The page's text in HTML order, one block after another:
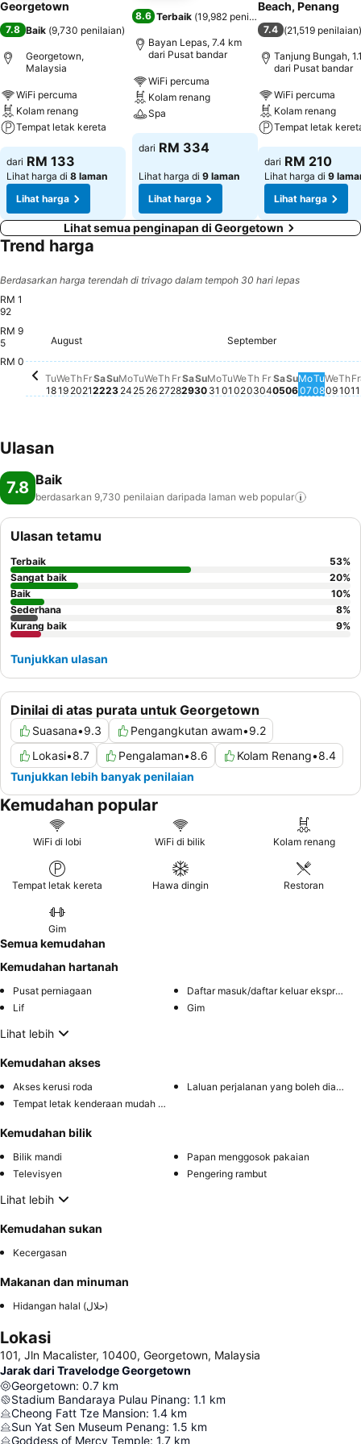
Georgetown
7.8 Baik (9,730 penilaian)
Georgetown,
Malaysia
WiFi percuma
Kolam renang
Tempat letak kereta
dari RM 133
Lihat harga di 8 laman
Lihat harga
8.6 Terbaik (19,982 penilaian
Bayan Lepas, 7.4 km
dari Pusat bandar
WiFi percuma
Kolam renang
Spa
dari RM 334
Lihat harga di 9 laman
Lihat harga
Beach, Penang
7.4 (21,519 penilaian)
Tanjung Bungah,
dari Pusat bandar
WiFi percuma
Kolam renang
Tempat letak
dari RM 210
Lihat harga di 9
Lihat harga
Lihat semua penginapan di Georgetown
Trend harga
Berdasarkan harga terendah di trivago dalam tempoh 30 hari lepas
RM 1
92
RM 9
5
RM 0
Tuesday, August 18
RM 184
August
Tu
18
Wednesday, August 19
RM 188
We
19
Thursday, August 20
RM 192
Th
20
Fr
21
Sa
22
Su
23
Monday, August 24
Mo
24
Tuesday, August 25
Tu
25
Wednesday, August 26
We
26
Thursday, August 27
Th
27
Friday, August 28
Fr
28
Saturday, August 29
RM 187
Sa
29
Sunday, August 30
RM 187
Su
30
Monday, August 31
RM 189
Mo
31
Tuesday, September
RM 183
September
Tu
01
Wednesday,
RM 183
We
02
Thursday,
RM 184
Th
03
Friday,
RM 184
Fr
04
Sa
05
Su
06
Mo
07
Tu
08
We
09
Th
10
Fr
11
Ulasan
7.8 Baik
berdasarkan 9,730 penilaian daripada laman web popular
Dinilai di atas purata untuk Georgetown
Suasana•9.3 Pengangkutan awam•9.2
Lokasi•8.7 Pengalaman•8.6 Kolam Renang•8.4
Tunjukkan lebih banyak penilaian
Ulasan tetamu
Terbaik 53%
Sangat baik
20%
Baik
10%
Sederhana
8%
Kurang baik
9%
Tunjukkan ulasan
Kemudahan popular
WiFi di lobi WiFi di bilik Kolam renang
Tempat letak kereta Hawa dingin Restoran
Gim
Semua kemudahan
Kemudahan hartanah
Pusat perniagaan
Daftar masuk/daftar keluar ekspres
Lif
Gim
Lihat lebih
Kemudahan akses
Akses kerusi roda
Laluan perjalanan yang boleh diakses
Tempat letak kenderaan mudah diakses
Kemudahan bilik
Bilik mandi
Papan menggosok pakaian
Televisyen
Pengering rambut
Lihat lebih
Kemudahan sukan
Kecergasan
Makanan dan minuman
Hidangan halal (حلال)
Lokasi
101, Jln Macalister, 10400, Georgetown, Malaysia
Jarak dari Travelodge Georgetown
Georgetown: 0.7 km
Stadium Bandaraya Pulau Pinang: 1.1 km
Cheong Fatt Tze Mansion: 1.4 km
Sun Yat Sen Museum Penang: 1.5 km
Goddess of Mercy Temple: 1.7 km